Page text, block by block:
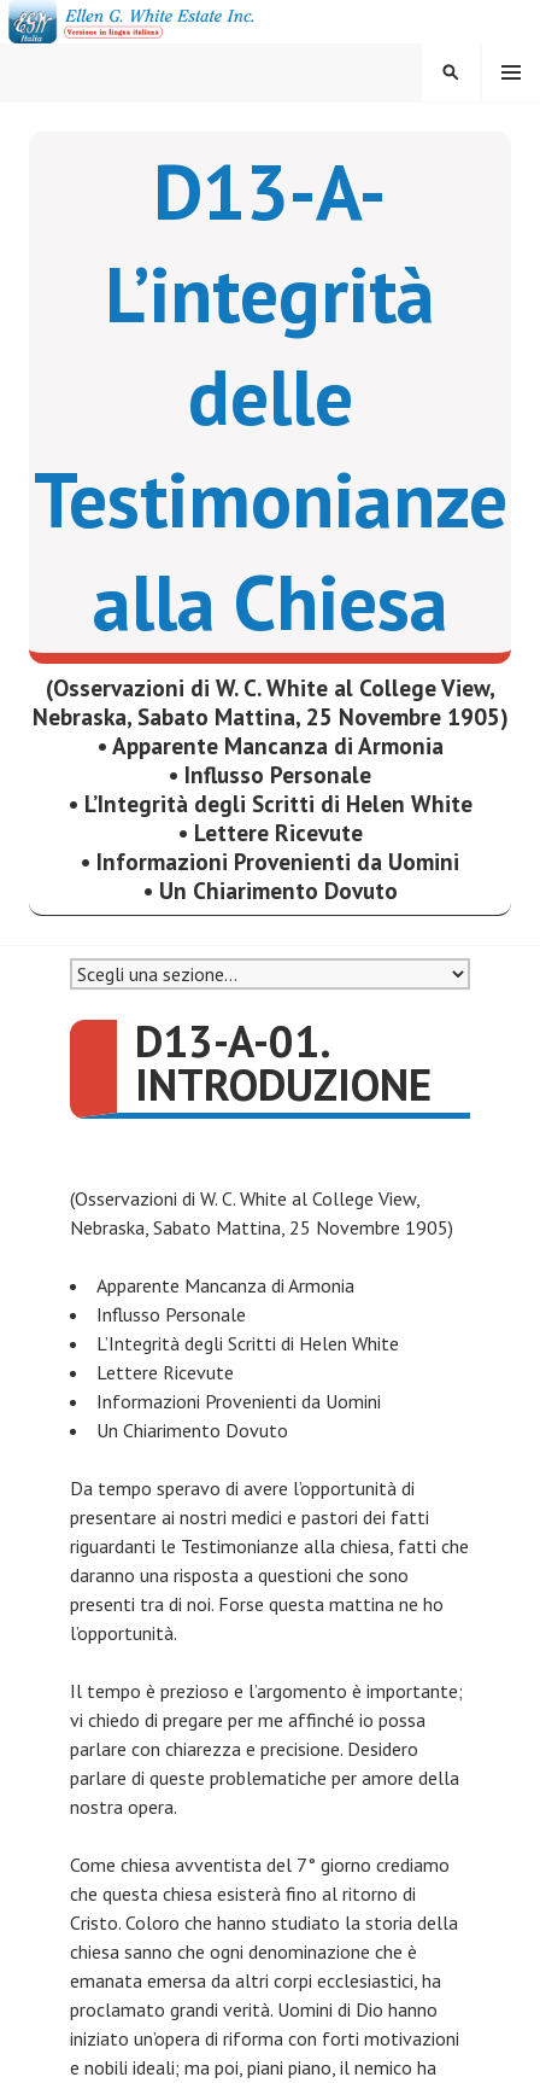
Vai
al
ELLEN G. WHITE ESTATE
INC.
MENU
CERCA
D13-A-
L’integrità
delle
Testimonianze
alla Chiesa
(Osservazioni di W. C. White al College View,
Nebraska, Sabato Mattina, 25 Novembre 1905)
• Apparente Mancanza di Armonia
• Influsso Personale
• L’Integrità degli Scritti di Helen White
• Lettere Ricevute
• Informazioni Provenienti da Uomini
• Un Chiarimento Dovuto
D13-A-01.
INTRODUZIONE
(Osservazioni di W. C. White al College View,
Nebraska, Sabato Mattina, 25 Novembre 1905)
Apparente Mancanza di Armonia
Influsso Personale
L’Integrità degli Scritti di Helen White
Lettere Ricevute
Informazioni Provenienti da Uomini
Un Chiarimento Dovuto
Da tempo speravo di avere l’opportunità di
presentare ai nostri medici e pastori dei fatti
riguardanti le Testimonianze alla chiesa, fatti che
daranno una risposta a questioni che sono
presenti tra di noi. Forse questa mattina ne ho
l’opportunità.
Il tempo è prezioso e l’argomento è importante;
vi chiedo di pregare per me affinché io possa
parlare con chiarezza e precisione. Desidero
parlare di queste problematiche per amore della
nostra opera.
Come chiesa avventista del 7° giorno crediamo
che questa chiesa esisterà fino al ritorno di
Cristo. Coloro che hanno studiato la storia della
chiesa sanno che ogni denominazione che è
emanata emersa da altri corpi ecclesiastici, ha
proclamato grandi verità. Uomini di Dio hanno
iniziato un’opera di riforma con forti motivazioni
e nobili ideali; ma poi, piani piano, il nemico ha